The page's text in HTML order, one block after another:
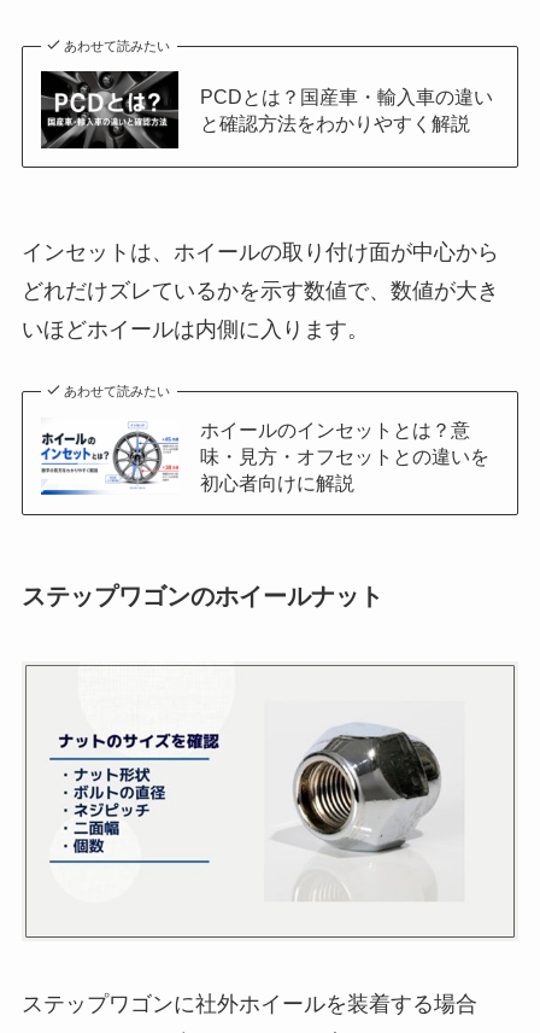
あわせて読みたい
PCDとは？国産車・輸入車の違い
と確認方法をわかりやすく解説
インセットは、ホイールの取り付け面が中心から
どれだけズレているかを示す数値で、数値が大き
いほどホイールは内側に入ります。
あわせて読みたい
ホイールのインセットとは？意
味・見方・オフセットとの違いを
初心者向けに解説
ステップワゴンのホイールナット
ステップワゴンに社外ホイールを装着する場合